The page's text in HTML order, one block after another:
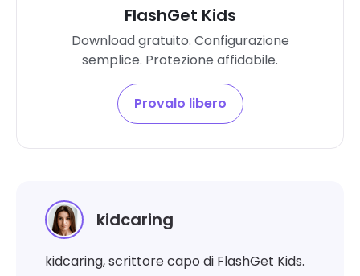
FlashGet Kids
Download gratuito. Configurazione
semplice. Protezione affidabile.
Provalo libero
kidcaring
kidcaring, scrittore capo di FlashGet Kids.